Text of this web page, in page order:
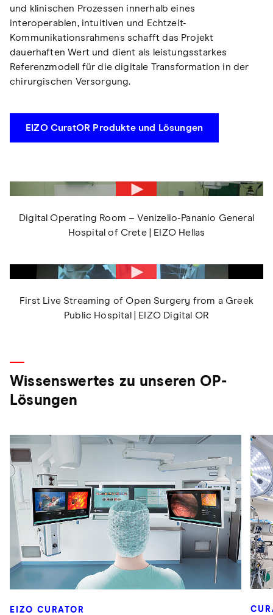
und klinischen Prozessen innerhalb eines
interoperablen, intuitiven und Echtzeit-
Kommunikationsrahmens schafft das Projekt
dauerhaften Wert und dient als leistungsstarkes
Referenzmodell für die digitale Transformation in der
chirurgischen Versorgung.
EIZO CuratOR Produkte und Lösungen
Digital Operating Room – Venizelio-Pananio General
Hospital of Crete | EIZO Hellas
First Live Streaming of Open Surgery from a Greek
Public Hospital | EIZO Digital OR
Wissenswertes zu unseren OP-
Lösungen
EIZO CURATOR